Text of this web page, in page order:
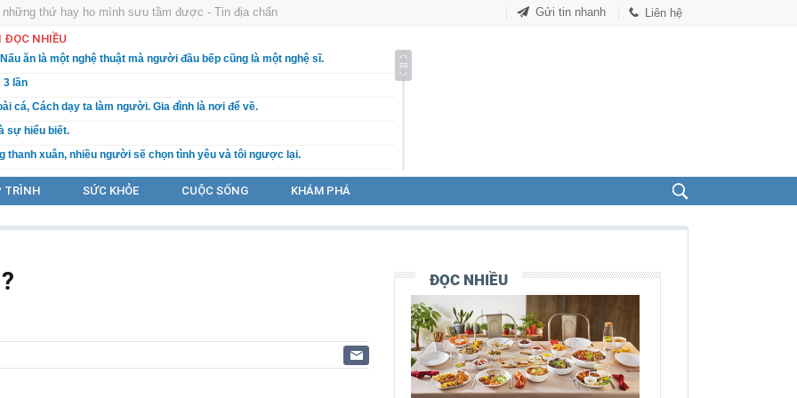
thứ hay ho mình sưu tầm được - Tin địa chấn Gửi tin nhanh Liên hệ
ĐỌC NHIỀU
ăn là một nghệ thuật mà người đầu bếp cũng là một nghệ sĩ.
3 lần
cá, Cách dạy ta làm người. Gia đình là nơi để về.
sự hiểu biết.
thanh xuân, nhiều người sẽ chọn tình yêu và tôi ngược lại.
tự sự, theo miền ký ức
sổ vỡ. Và sự liên quan ảnh hưởng tới cuộc sống của chúng ta.
về, Hoài niệm sài gòn xưa.
LỪA ĐẢO PHỔ BIẾN TRÊN MẠNG XÃ HỘI
giá bằng gì?
Tổng hợp những “Nhà Thương” nổi tiếng năm xưa Chợ Rẩy, Từ Dũ,
TRÌNH SỨC KHỎE CUỘC SỐNG KHÁM PHÁ
ĐỌC NHIỀU